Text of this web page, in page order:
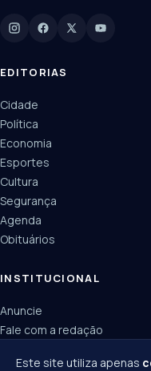
Manchetes,
EDITORIAS
Cidade
Política
Economia
Esportes
Cultura
Segurança
Agenda
Obituários
INSTITUCIONAL
Anuncie
Fale com a redação
Este site utiliza apenas